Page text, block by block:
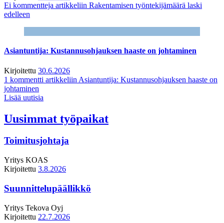
Ei kommentteja artikkeliin Rakentamisen työntekijämäärä laski
edelleen
Asiantuntija: Kustannusohjauksen haaste on johtaminen
Kirjoitettu 30.6.2026
1 kommentti artikkeliin Asiantuntija: Kustannusohjauksen haaste on
johtaminen
Lisää uutisia
Uusimmat työpaikat
Toimitusjohtaja
Yritys KOAS
Kirjoitettu 3.8.2026
Suunnittelupäällikkö
Yritys Tekova Oyj
Kirjoitettu 22.7.2026